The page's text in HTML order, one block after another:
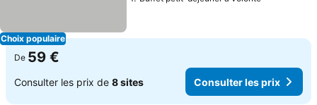
Choix populaire
De 59 €
Consulter les prix de 8 sites Consulter les prix